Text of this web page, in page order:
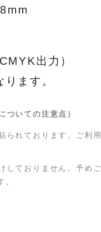
出力）
ます。
ついての注意点）
られております。ご利
しておりません。予め
。